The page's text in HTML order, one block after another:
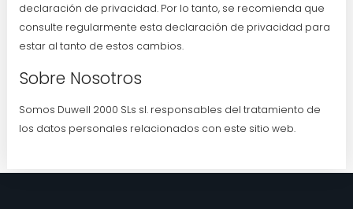
declaración de privacidad. Por lo tanto, se recomienda que
consulte regularmente esta declaración de privacidad para
estar al tanto de estos cambios.
Sobre Nosotros
Somos Duwell 2000 SLs sl. responsables del tratamiento de
los datos personales relacionados con este sitio web.